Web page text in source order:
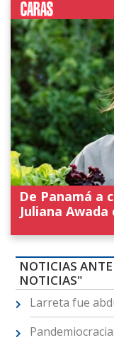
De Panamá a
Juliana
NOTICIAS
NOTICIAS"
Larreta fue